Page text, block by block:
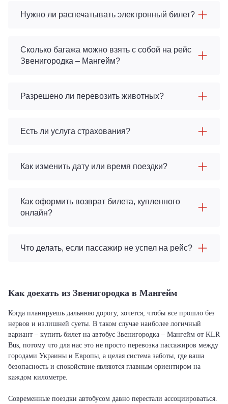
Нужно ли распечатывать электронный билет?
Сколько багажа можно взять с собой на рейс
Звенигородка – Мангейм?
Разрешено ли перевозить животных?
Есть ли услуга страхования?
Как изменить дату или время поездки?
Как оформить возврат билета, купленного
онлайн?
Что делать, если пассажир не успел на рейс?
Как доехать из Звенигородка в Мангейм
Когда планируешь дальнюю дорогу, хочется, чтобы все прошло без
нервов и излишней суеты. В таком случае наиболее логичный
вариант – купить билет на автобус Звенигородка – Мангейм от KLR
Bus, потому что для нас это не просто перевозка пассажиров между
городами Украины и Европы, а целая система заботы, где ваша
безопасность и спокойствие являются главным ориентиром на
каждом километре.
Современные поездки автобусом давно перестали ассоциироваться.